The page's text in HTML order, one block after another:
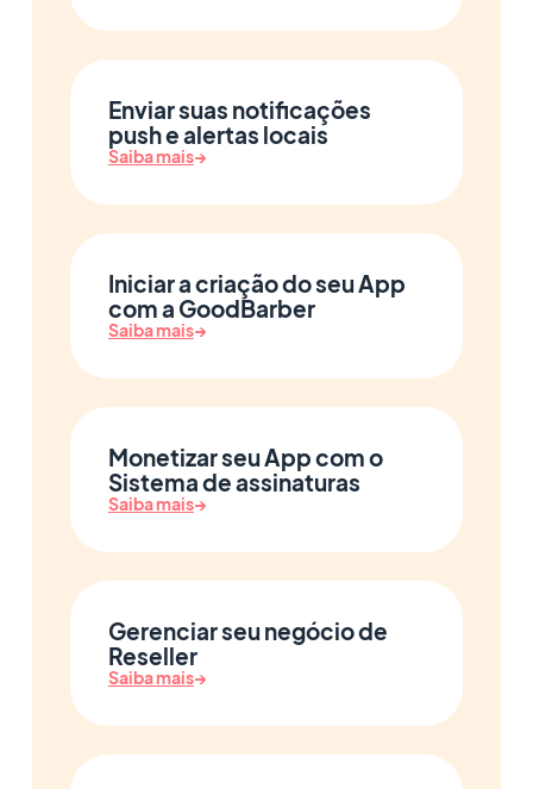
Enviar suas notificações
push e alertas locais
Saiba mais→
Iniciar a criação do seu App
com a GoodBarber
Saiba mais→
Monetizar seu App com o
Sistema de assinaturas
Saiba mais→
Gerenciar seu negócio de
Reseller
Saiba mais→